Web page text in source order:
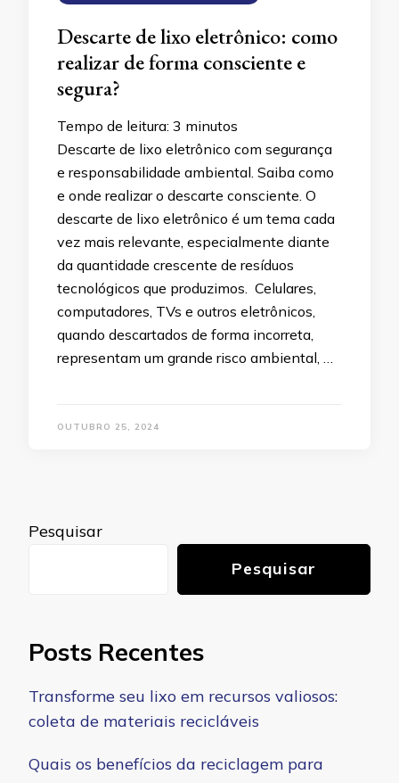
Descarte de lixo eletrônico: como
realizar de forma consciente e
segura?
Tempo de leitura: 3 minutos
Descarte de lixo eletrônico com segurança
e responsabilidade ambiental. Saiba como
e onde realizar o descarte consciente. O
descarte de lixo eletrônico é um tema cada
vez mais relevante, especialmente diante
da quantidade crescente de resíduos
tecnológicos que produzimos. Celulares,
computadores, TVs e outros eletrônicos,
quando descartados de forma incorreta,
representam um grande risco ambiental, …
OUTUBRO 25, 2024
Pesquisar
Pesquisar
Posts Recentes
Transforme seu lixo em recursos valiosos:
coleta de materiais recicláveis
Quais os benefícios da reciclagem para